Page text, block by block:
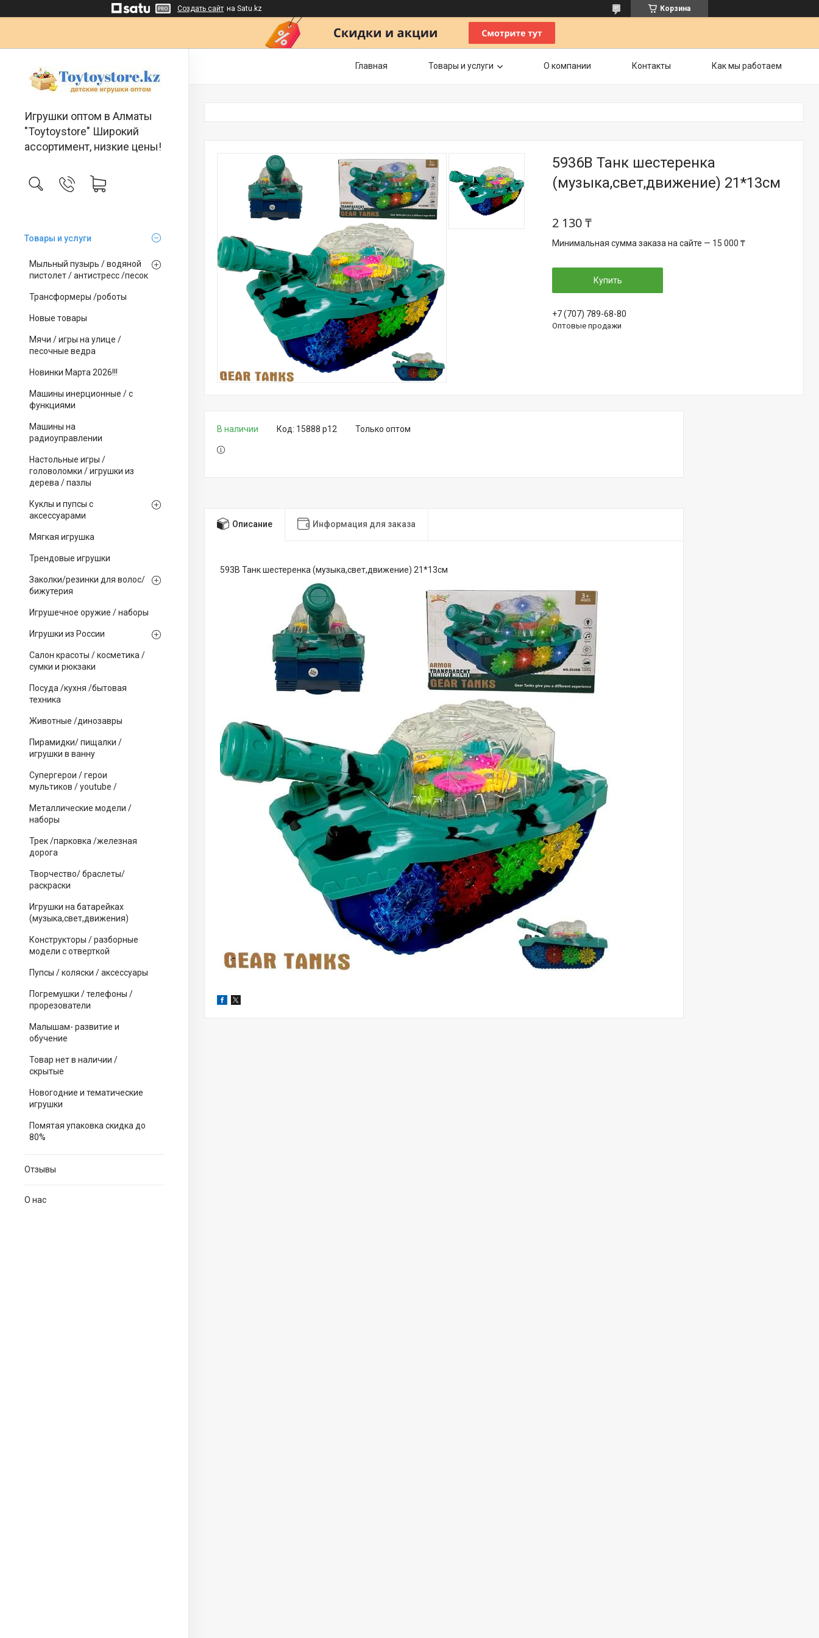
Создать сайт на Satu.kz Корзина
Игрушки оптом в Алматы
"Toytoystore" Широкий
ассортимент, низкие цены!
Товары и услуги
Мыльный пузырь / водяной
пистолет / антистресс /песок
Трансформеры /роботы
Новые товары
Мячи / игры на улице /
песочные ведра
Новинки Марта 2026!!!
Машины инерционные / с
функциями
Машины на
радиоуправлении
Настольные игры /
головоломки / игрушки из
дерева / пазлы
Куклы и пупсы с
аксессуарами
Мягкая игрушка
Трендовые игрушки
Заколки/резинки для волос/
бижутерия
Игрушечное оружие / наборы
Игрушки из России
Салон красоты / косметика /
сумки и рюкзаки
Посуда /кухня /бытовая
техника
Животные /динозавры
Пирамидки/ пищалки /
игрушки в ванну
Супергерои / герои
мультиков / youtube /
Металлические модели /
наборы
Трек /парковка /железная
дорога
Творчество/ браслеты/
раскраски
Игрушки на батарейках
(музыка,свет,движения)
Конструкторы / разборные
модели с отверткой
Пупсы / коляски / аксессуары
Погремушки / телефоны /
прорезователи
Малышам- развитие и
обучение
Товар нет в наличии /
скрытые
Новогодние и тематические
игрушки
Помятая упаковка скидка до
80%
Отзывы
О нас
Главная Товары и услуги О компании Контакты Как мы работаем
5936B Танк шестеренка
(музыка,свет,движение) 21*13см
2 130 ₸
Минимальная сумма заказа на сайте — 15 000 ₸
Купить
+7 (707) 789-68-80
Оптовые продажи
В наличии Только оптом
Код: 15888 р12
Описание Информация для заказа
593B Танк шестеренка (музыка,свет,движение) 21*13см